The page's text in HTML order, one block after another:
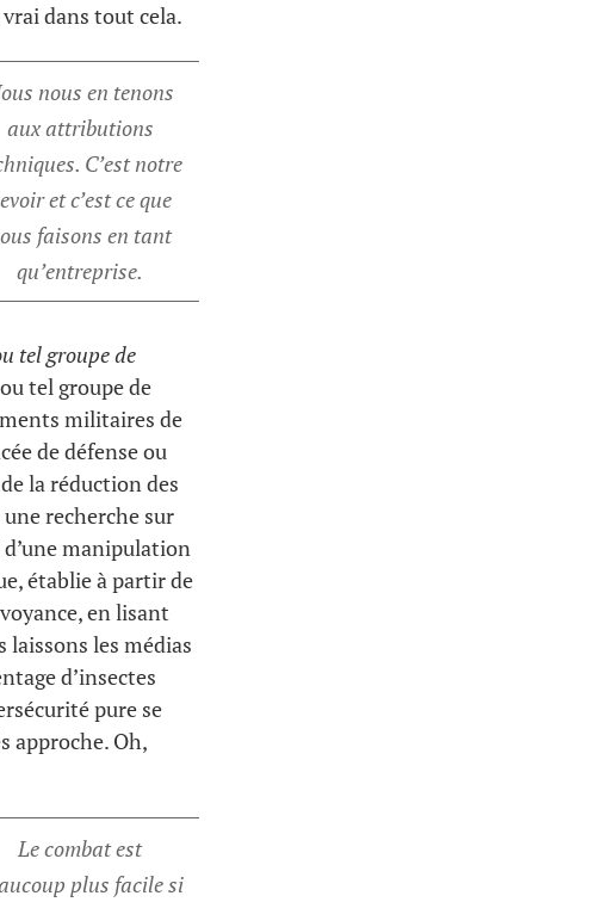
dans tout cela.
nous en tenons
aux attributions
C’est notre
et c’est ce que
faisons en tant
qu’entreprise.
tel groupe de
tel groupe de
militaires de
de défense ou
la réduction des
recherche sur
d’une manipulation
établie à partir de
en lisant
laissons les médias
d’insectes
pure se
approche. Oh,
Le combat est
plus facile si